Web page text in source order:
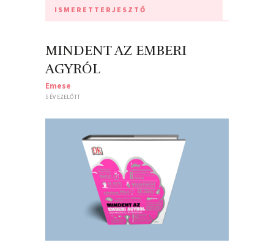
ISMERETTERJESZTŐ
MINDENT AZ EMBERI
AGYRÓL
Emese
5 ÉV EZELŐTT